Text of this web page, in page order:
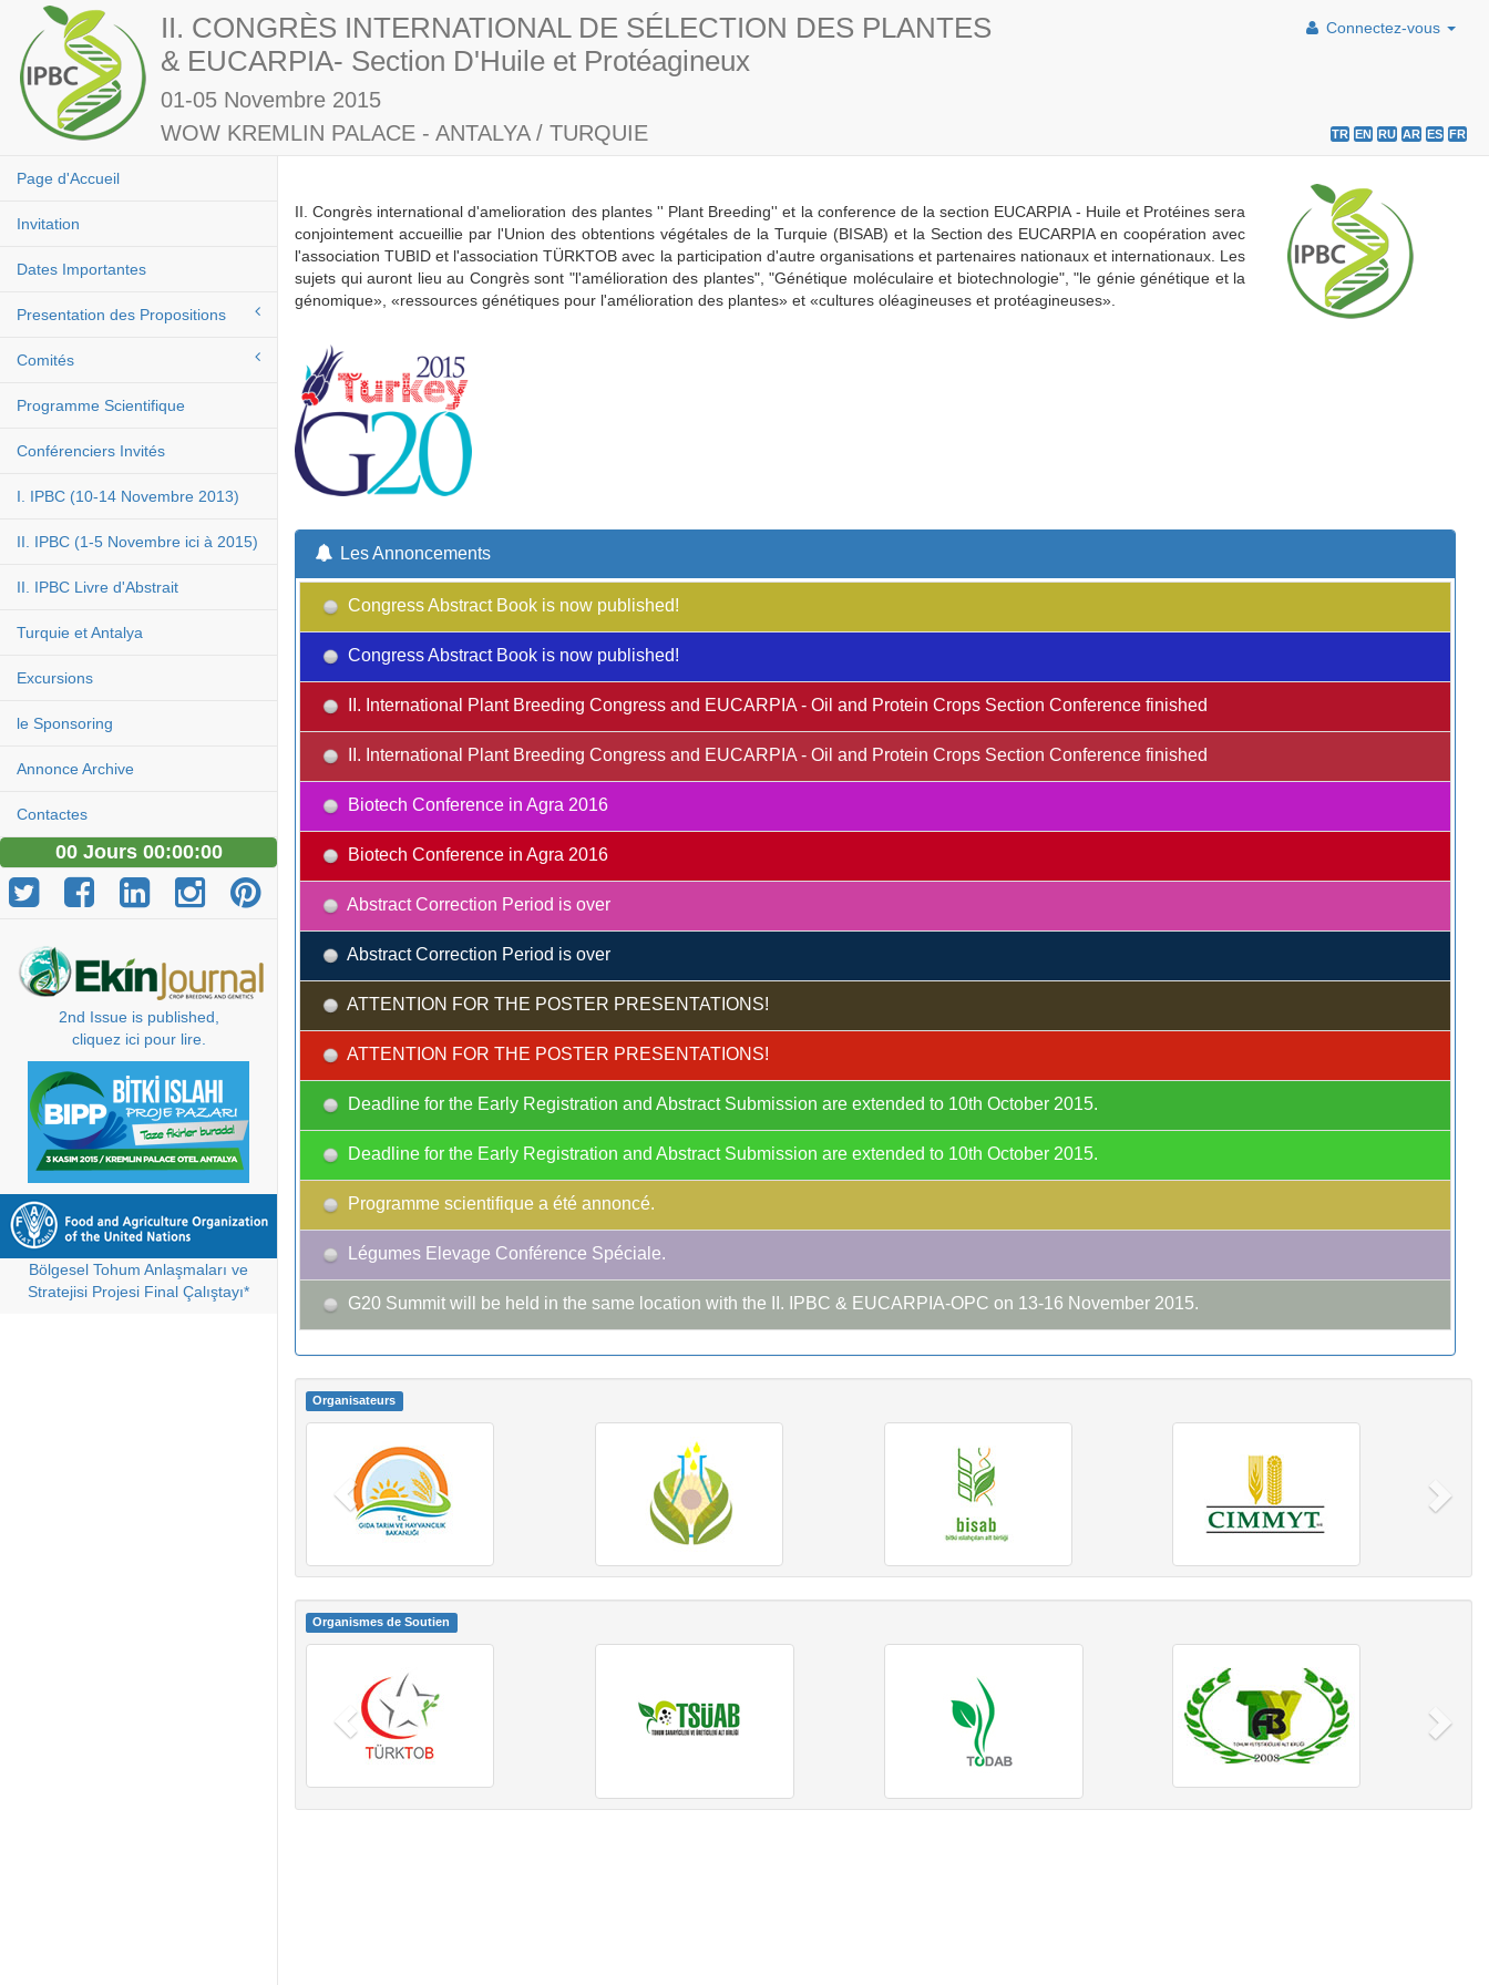
II. CONGRÈS INTERNATIONAL DE SÉLECTION DES PLANTES
& EUCARPIA- Section D'Huile et Protéagineux
01-05 Novembre 2015
WOW KREMLIN PALACE - ANTALYA / TURQUIE
TR EN RU AR ES FR
Connectez-vous
Page d'Accueil
Invitation
Dates Importantes
Presentation des Propositions
Comités
Programme Scientifique
Conférenciers Invités
I. IPBC (10-14 Novembre 2013)
II. IPBC (1-5 Novembre ici à 2015)
II. IPBC Livre d'Abstrait
Turquie et Antalya
Excursions
le Sponsoring
Annonce Archive
Contactes
00 Jours 00:00:00
2nd Issue is published,
cliquez ici pour lire.
Bölgesel Tohum Anlaşmaları ve
Stratejisi Projesi Final Çalıştayı*
II. Congrès international d'amelioration des plantes '' Plant Breeding'' et la conference de la section EUCARPIA - Huile et Protéines sera
conjointement accueillie par l'Union des obtentions végétales de la Turquie (BISAB) et la Section des EUCARPIA en coopération avec
l'association TUBID et l'association TÜRKTOB avec la participation d'autre organisations et partenaires nationaux et internationaux. Les
sujets qui auront lieu au Congrès sont "l'amélioration des plantes", "Génétique moléculaire et biotechnologie", "le génie génétique et la
génomique», «ressources génétiques pour l'amélioration des plantes» et «cultures oléagineuses et protéagineuses».
Les Annoncements
Congress Abstract Book is now published!
Congress Abstract Book is now published!
II. International Plant Breeding Congress and EUCARPIA - Oil and Protein Crops Section Conference finished
II. International Plant Breeding Congress and EUCARPIA - Oil and Protein Crops Section Conference finished
Biotech Conference in Agra 2016
Biotech Conference in Agra 2016
Abstract Correction Period is over
Abstract Correction Period is over
ATTENTION FOR THE POSTER PRESENTATIONS!
ATTENTION FOR THE POSTER PRESENTATIONS!
Deadline for the Early Registration and Abstract Submission are extended to 10th October 2015.
Deadline for the Early Registration and Abstract Submission are extended to 10th October 2015.
Programme scientifique a été annoncé.
Légumes Elevage Conférence Spéciale.
G20 Summit will be held in the same location with the II. IPBC & EUCARPIA-OPC on 13-16 November 2015.
Organisateurs
Organismes de Soutien